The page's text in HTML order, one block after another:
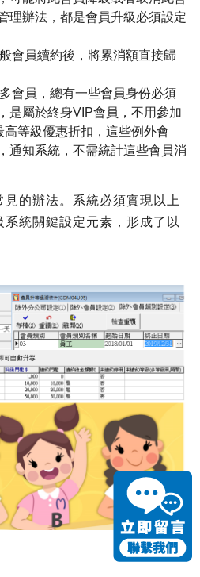
理辦法，都是會員升級必須設定
般會員續約後，將累消額直接歸
會員，總有一些會員身份必須
是屬於終身VIP會員，不用參加
高等級優惠折扣，這些例外會
通知系統，不需統計這些會員消
見的辦法。系統必須實現以上
統關鍵設定元素，形成了以